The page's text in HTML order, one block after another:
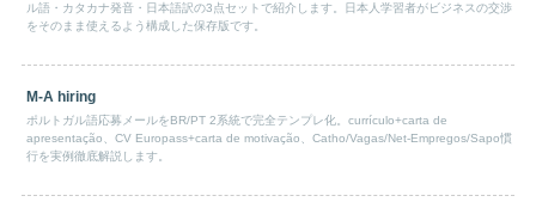
ル語・カタカナ発音・日本語訳の3点セットで紹介します。日本人学習者がビジネスの交渉
をそのまま使えるよう構成した保存版です。
M-A hiring
ポルトガル語応募メールをBR/PT 2系統で完全テンプレ化。currículo+carta de
apresentação、CV Europass+carta de motivação、Catho/Vagas/Net-Empregos/Sapo慣
行を実例徹底解説します。